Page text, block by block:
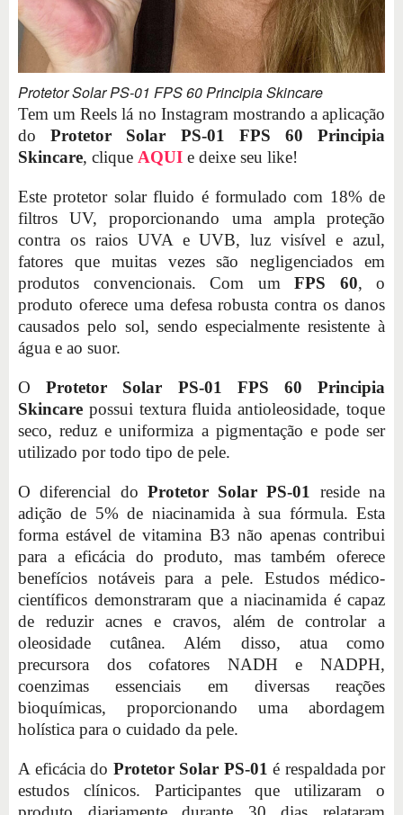
Protetor Solar PS-01 FPS 60 Principia Skincare
Tem um Reels lá no Instagram mostrando a aplicação
doProtetor Solar PS-01 FPS 60 Principia
Skincare, clique AQUI e deixe seu like!
Este protetor solar fluido é formulado com 18% de
filtros UV, proporcionando uma ampla proteção
contra os raios UVA e UVB, luz visível e azul,
fatores que muitas vezes são negligenciados em
produtos convencionais. Com um FPS 60, o
produto oferece uma defesa robusta contra os danos
causados pelo sol, sendo especialmente resistente à
água e ao suor.
OProtetor Solar PS-01 FPS 60 Principia
Skincare possui textura fluida antioleosidade, toque
seco, reduz e uniformiza a pigmentação e pode ser
utilizado por todo tipo de pele.
O diferencial do Protetor Solar PS-01
reside na
adição de 5% de niacinamida à sua fórmula. Esta
forma estável de vitamina B3 não apenas contribui
para a eficácia do produto, mas também oferece
benefícios notáveis para a pele. Estudos médico-
científicos demonstraram que a niacinamida é capaz
de reduzir acnes e cravos, além de controlar a
oleosidade cutânea. Além disso, atua como
precursora dos cofatores NADH e NADPH,
coenzimas essenciais em diversas reações
bioquímicas, proporcionando uma abordagem
holística para o cuidado da pele.
A eficácia do Protetor Solar PS-01 é respaldada por
estudos clínicos. Participantes que utilizaram o